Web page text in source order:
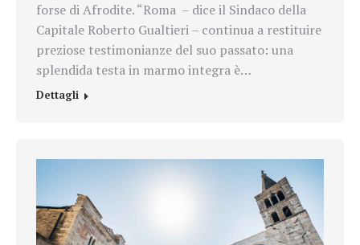
forse di Afrodite. “Roma – dice il Sindaco della
Capitale Roberto Gualtieri – continua a restituire
preziose testimonianze del suo passato: una
splendida testa in marmo integra è…
Dettagli